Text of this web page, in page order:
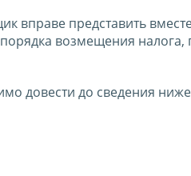
вправе представить
возмещения
довести до сведения